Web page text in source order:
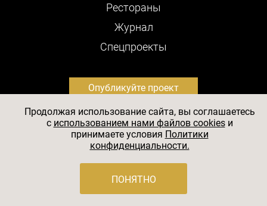
Рестораны
Журнал
Cпецпроекты
Опубликуйте проект
SALON-interior — авторитетный российский журнал о
дизайне и архитектуре. Все новое в декоре интерьеров,
уникальное в архитектуре, эксклюзивное в интерьере,
в курсе современных тенденций архитектуры и
Продолжая использование сайта, вы соглашаетесь
c использованием нами файлов cookiesи
принимаете условия Политики
конфиденциальности.
ПОНЯТНО